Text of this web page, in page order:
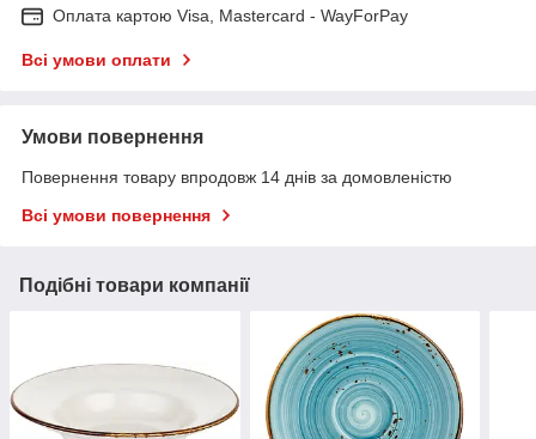
Оплата картою Visa, Mastercard - WayForPay
Всі умови оплати
Умови повернення
Повернення товару впродовж 14 днів за домовленістю
Всі умови повернення
Подібні товари компанії